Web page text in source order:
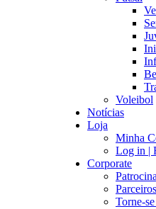
Voleibol
Notícias
Loja
Minha
Log in |
Corporate
Parceiros
Torne-